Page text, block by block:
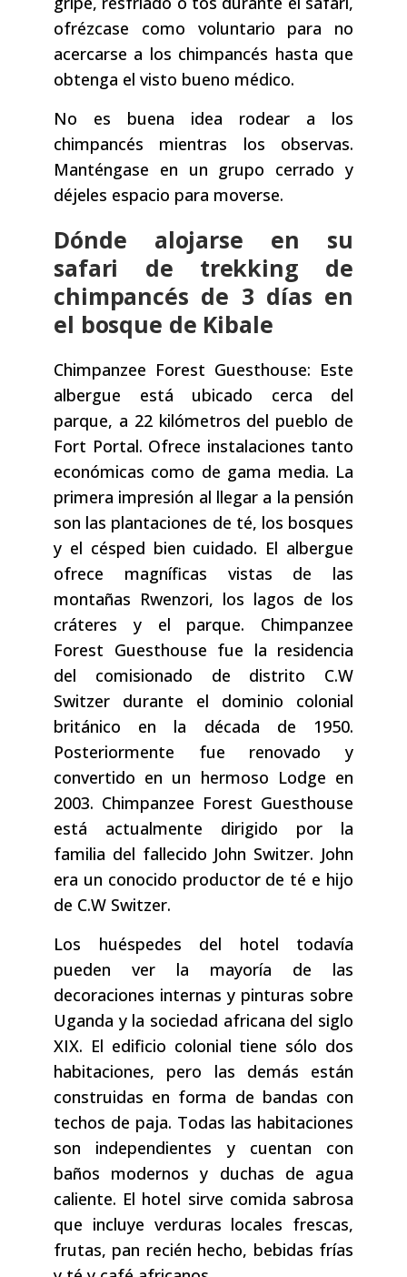
ofrézcase como voluntario para no
acercarse a los chimpancés hasta que
obtenga el visto bueno médico.
No es buena idea rodear a los
chimpancés mientras los observas.
Manténgase en un grupo cerrado y
déjeles espacio para moverse.
Dónde alojarse en su
safari de trekking de
chimpancés de 3 días en
el bosque de Kibale
Chimpanzee Forest Guesthouse: Este
albergue está ubicado cerca del
parque, a 22 kilómetros del pueblo de
Fort Portal. Ofrece instalaciones tanto
económicas como de gama media. La
primera impresión al llegar a la pensión
son las plantaciones de té, los bosques
y el césped bien cuidado. El albergue
ofrece magníficas vistas de las
montañas Rwenzori, los lagos de los
cráteres y el parque. Chimpanzee
Forest Guesthouse fue la residencia
del comisionado de distrito C.W
Switzer durante el dominio colonial
británico en la década de 1950.
Posteriormente fue renovado y
convertido en un hermoso Lodge en
2003. Chimpanzee Forest Guesthouse
está actualmente dirigido por la
familia del fallecido John Switzer. John
era un conocido productor de té e hijo
de C.W Switzer.
Los huéspedes del hotel todavía
pueden ver la mayoría de las
decoraciones internas y pinturas sobre
Uganda y la sociedad africana del siglo
XIX. El edificio colonial tiene sólo dos
habitaciones, pero las demás están
construidas en forma de bandas con
techos de paja. Todas las habitaciones
son independientes y cuentan con
baños modernos y duchas de agua
caliente. El hotel sirve comida sabrosa
que incluye verduras locales frescas,
frutas, pan recién hecho, bebidas frías